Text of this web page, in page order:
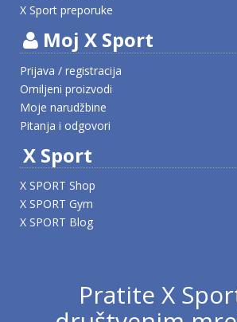
X Sport preporuke
Moj X Sport
Prijava / registracija
Omiljeni proizvodi
Moje narudžbine
Pitanja i odgovori
X Sport
X SPORT Shop
X SPORT Gym
X SPORT Blog
Pratite X